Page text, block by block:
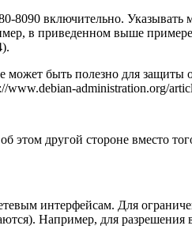
8090 включительно.
в приведенном выше
быть полезно для
administration.org/
этом другой стороне вместо
интерфейсам. Для
Например, для разрешения